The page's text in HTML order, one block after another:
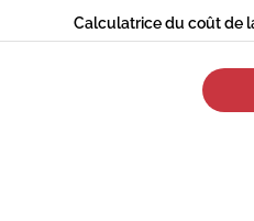
Calculatrice du coût de